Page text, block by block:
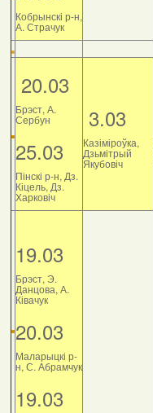
Кобрынскі р-н,
А. Страчук
20.03
Брэст, А.
Сербун
25.03
Пінскі р-н, Дз.
Кіцель, Дз.
Харковіч
3.03
Казіміроўка,
Дзьмітрый
Якубовіч
19.03
Брэст, Э.
Данцова, А.
Ківачук
20.03
Маларыцкі р-
н, С. Абрамчук
19.03